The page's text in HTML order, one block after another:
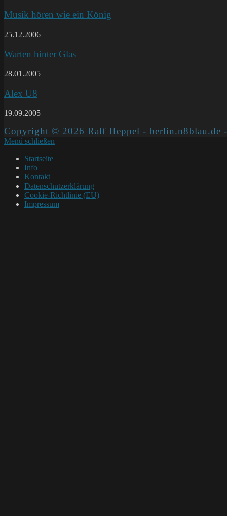
Musik hören wie ein König
25.12.2006
Warten hinter Glas
28.01.2005
Alex U8
19.09.2005
Copyright © 2026 Ralf Heppel - berlin.n8blau.de
Menü schließen
Startseite
Info
Kontakt
Datenschutzerklärung
Cookie-Richtlinie (EU)
Impressum